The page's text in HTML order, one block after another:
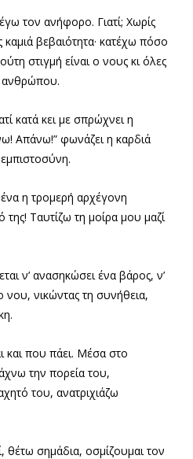
τον ανήφορο. Γιατί; Χωρίς
καμιά βεβαιότητα· κατέχω πόσο
στιγμή είναι ο νους κι όλες
ανθρώπου.
κατά κει με σπρώχνει η
Απάνω!” φωνάζει η καρδιά
η τρομερή αρχέγονη
Ταυτίζω τη μοίρα μου μαζί
ν’ ανασηκώσει ένα βάρος, ν’
νου, νικώντας τη συνήθεια,
και που πάει. Μέσα στο
την πορεία του,
του, ανατριχιάζω
θέτω σημάδια, οσμίζουμαι τον